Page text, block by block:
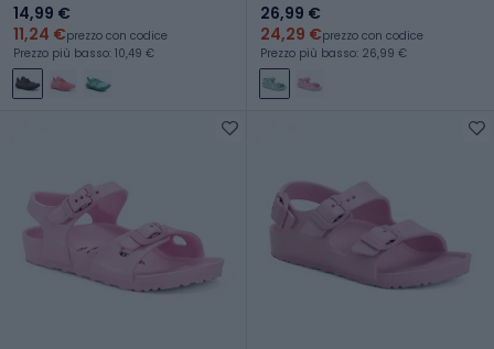
14,99 €
11,24 €prezzo con codice
Prezzo più basso: 10,49 €
26,99 €
24,29 €prezzo con codice
Prezzo più basso: 26,99 €